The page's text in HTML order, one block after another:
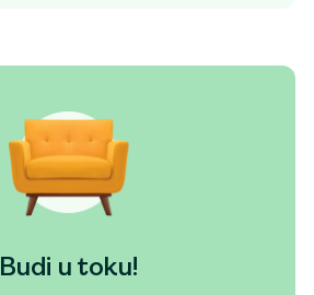
Budi u toku!